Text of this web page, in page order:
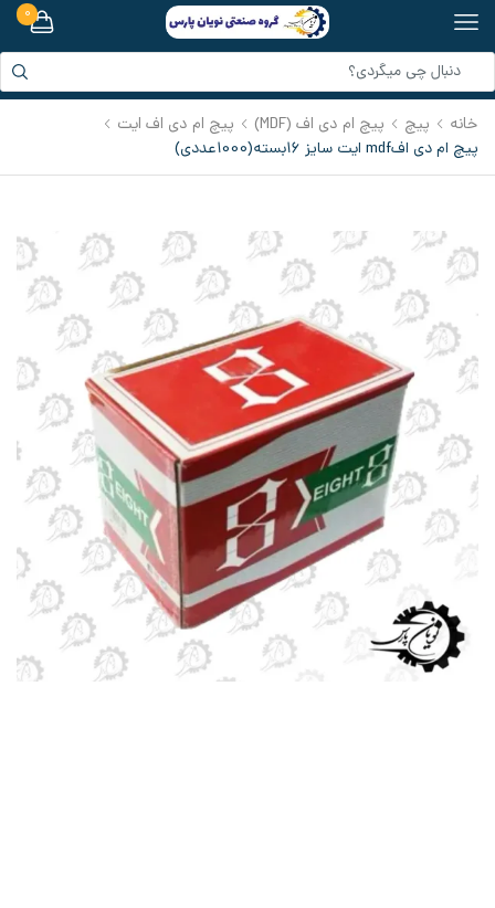
0
خانه پیچ پیچ ام دی اف (MDF) پیچ ام دی اف ایت
پیچ ام دی افmdf ایت سایز 16بسته(1000عددی)